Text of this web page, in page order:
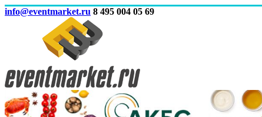
info@eventmarket.ru 8 495 004 05 69